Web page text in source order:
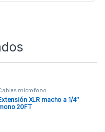
microfono
XLR macho a 1/4″
20FT